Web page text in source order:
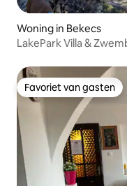
Woning in Bekecs
LakePark Villa &
Favoriet van gasten
Favoriet van gasten